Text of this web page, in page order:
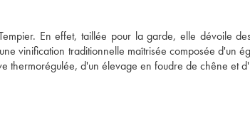
En effet, taillée pour la garde, elle dévoile
vinification traditionnelle maîtrisée composée d'un
thermorégulée, d'un élevage en foudre de chêne et